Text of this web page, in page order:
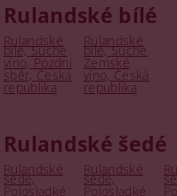
Rulandské bílé
Rulandské
bílé, Suché
víno, Pozdní
sběr, Česká
republika
Rulandské
bílé, Suché
Zemské
víno, Česká
republika
Rulandské šedé
Rulandské
šedé,
Polosladké
Rulandské
šedé,
Polosladké